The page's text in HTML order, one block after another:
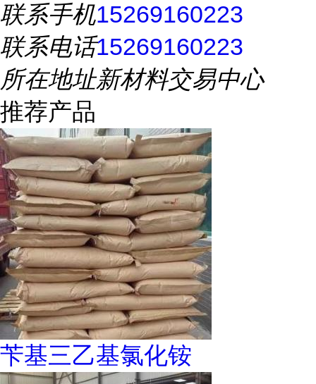
联系手机15269160223
联系电话15269160223
所在地址新材料交易中心
推荐产品
苄基三乙基氯化铵